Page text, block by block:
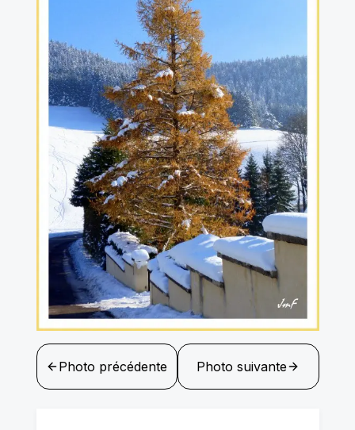
Photo précédente Photo suivante